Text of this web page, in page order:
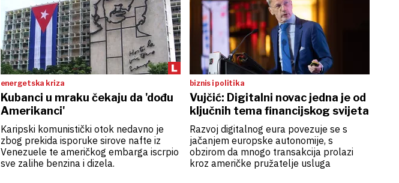
energetska kriza
Kubanci u mraku čekaju da 'dođu
Amerikanci'
Karipski komunistički otok nedavno je
zbog prekida isporuke sirove nafte iz
Venezuele te američkog embarga iscrpio
sve zalihe benzina i dizela.
biznis i politika
Vujčić: Digitalni novac jedna je od
ključnih tema financijskog svijeta
Razvoj digitalnog eura povezuje se s
jačanjem europske autonomije, s
obzirom da mnogo transakcija prolazi
kroz američke pružatelje usluga